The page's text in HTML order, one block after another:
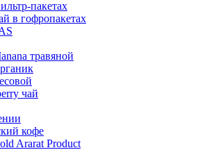
пакетах
в гофропакетах
травяной
чай
кофе
Ararat Product